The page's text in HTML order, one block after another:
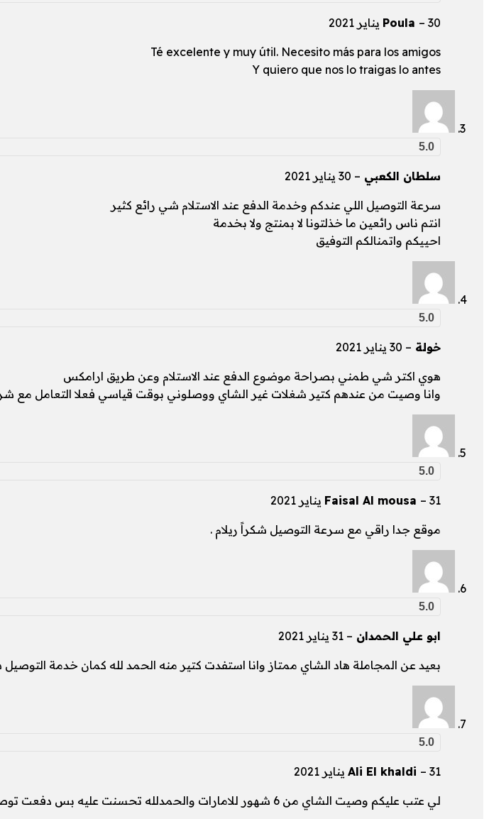
Poula – 30 يناير 2021
Té excelente y muy útil. Necesito más para los amigos
Y quiero que nos lo traigas lo antes
5.0
سلطان الكعبي – 30 يناير 2021
سرعة التوصيل اللي عندكم وخدمة الدفع عند الاستلام شي رائع كثير
انتم ناس رائعين ما خذلتونا لا بمنتج ولا بخدمة
احييكم واتمنالكم التوفيق
5.0
خولة – 30 يناير 2021
هوي اكتر شي طمني بصراحة موضوع الدفع عند الاستلام وعن طريق ارامكس
وانا وصيت من عندهم كتير شغلات غير الشاي ووصلوني بوقت قياسي فعلا التعامل مع
5.0
Faisal Al mousa – 31 يناير 2021
موقع جدا راقي مع سرعة التوصيل شكراً ريلام .
5.0
ابو علي الحمدان – 31 يناير 2021
بعيد عن المجاملة هاد الشاي ممتاز وانا استفدت كتير منه الحمد لله كمان خدمة
5.0
Ali El khaldi – 31 يناير 2021
لي عتب عليكم وصيت الشاي من 6 شهور للامارات والحمدلله تحسنت عليه بس دفعت توصيل أضعاف أضعاف السعر الحالي شو السبب